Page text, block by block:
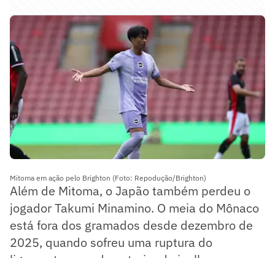
Mitoma em ação pelo Brighton (Foto: Repodução/Brighton)
Além de Mitoma, o Japão também perdeu o
jogador Takumi Minamino. O meia do Mônaco
está fora dos gramados desde dezembro de
2025, quando sofreu uma ruptura do